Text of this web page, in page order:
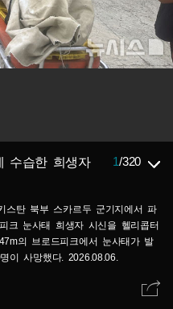
수습한 희생자
1/320
스탄 북부 스카르두 군기지에서 파
크 눈사태 희생자 시신을 헬리콥터
의 브로드피크에서 눈사태가 발
이 사망했다. 2026.08.06.